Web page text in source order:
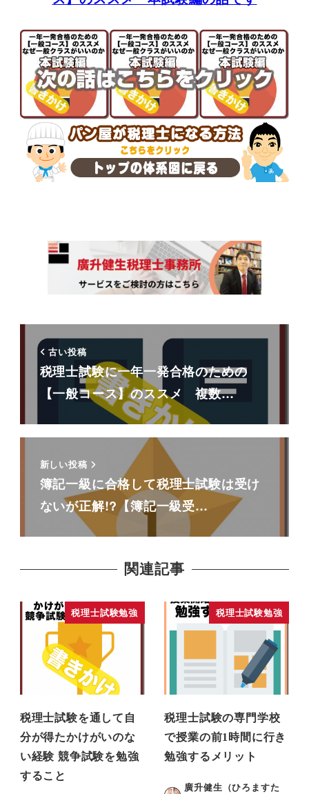
古い投稿
税理士試験に一年一発合格のための
【一般コース】のススメ 複数…
新しい投稿
簿記一級に合格して税理士試験は受け
ないが正解!?【簿記一級受…
関連記事
税理士試験勉強
税理士試験を通して自
分が得たかけがいのな
い経験 競争試験を勉強
すること
税理士試験勉強
税理士試験の専門学校
で授業の前1時間に行き
勉強するメリット
廣升健生（ひろますた